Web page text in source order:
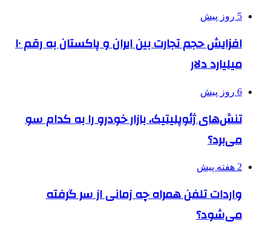
5 روز پیش
افزایش حجم تجارت بین ایران و پاکستان به رقم ۱۰
میلیارد دلار
6 روز پیش
تنش‌های ژئوپلیتیک، بازار خودرو را به کدام سو
می‌برد؟
2 هفته پیش
واردات تلفن همراه چه زمانی از سر گرفته
می‌شود؟